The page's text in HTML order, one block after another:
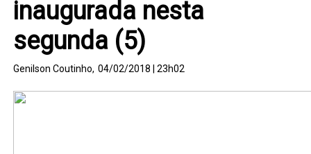
inaugurada nesta
segunda (5)
Genilson Coutinho, 04/02/2018 | 23h02